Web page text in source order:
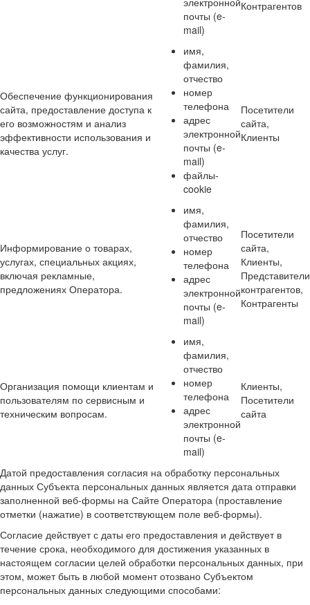
почты (e-
mail)
Контрагентов
Обеспечение функционирования
сайта, предоставление доступа к
его возможностям и анализ
эффективности использования и
качества услуг.
имя,
фамилия,
отчество
номер
телефона
адрес
электронной
почты (e-
mail)
файлы-
cookie
Посетители
сайта,
Клиенты
Информирование о товарах,
услугах, специальных акциях,
включая рекламные,
предложениях Оператора.
имя,
фамилия,
отчество
номер
телефона
адрес
электронной
почты (e-
mail)
Посетители
сайта,
Клиенты,
Представители
контрагентов,
Контрагенты
Организация помощи клиентам и
пользователям по сервисным и
техническим вопросам.
имя,
фамилия,
отчество
номер
телефона
адрес
электронной
почты (e-
mail)
Клиенты,
Посетители
сайта
Датой предоставления согласия на обработку персональных
данных Субъекта персональных данных является дата отправки
заполненной веб-формы на Сайте Оператора (проставление
отметки (нажатие) в соответствующем поле веб-формы).
Согласие действует с даты его предоставления и действует в
течение срока, необходимого для достижения указанных в
настоящем согласии целей обработки персональных данных, при
этом, может быть в любой момент отозвано Субъектом
персональных данных следующими способами: